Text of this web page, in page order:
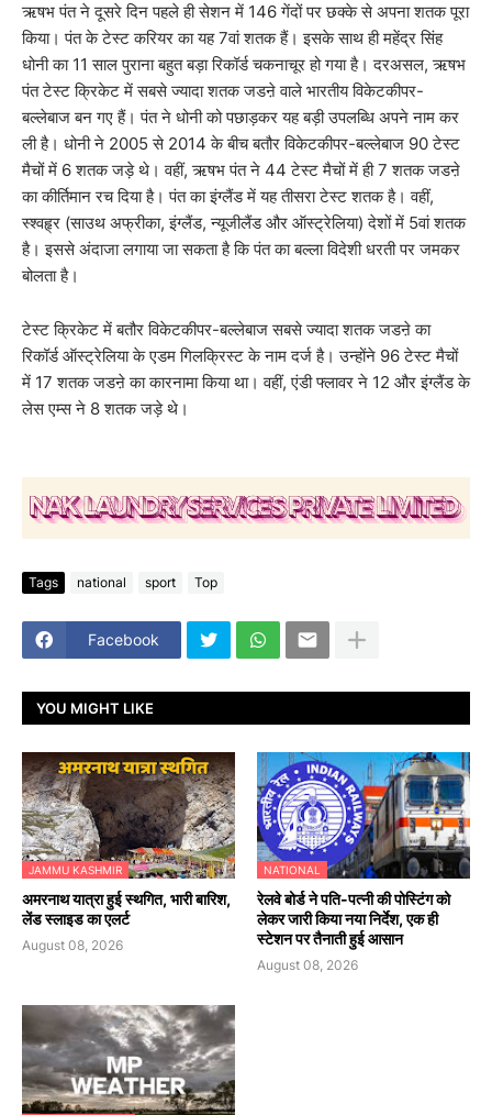
ऋषभ पंत ने दूसरे दिन पहले ही सेशन में 146 गेंदों पर छक्के से अपना शतक पूरा
किया। पंत के टेस्ट करियर का यह 7वां शतक हैं। इसके साथ ही महेंद्र सिंह
धोनी का 11 साल पुराना बहुत बड़ा रिकॉर्ड चकनाचूर हो गया है। दरअसल, ऋषभ
पंत टेस्ट क्रिकेट में सबसे ज्यादा शतक जडऩे वाले भारतीय विकेटकीपर-
बल्लेबाज बन गए हैं। पंत ने धोनी को पछाड़कर यह बड़ी उपलब्धि अपने नाम कर
ली है। धोनी ने 2005 से 2014 के बीच बतौर विकेटकीपर-बल्लेबाज 90 टेस्ट
मैचों में 6 शतक जड़े थे। वहीं, ऋषभ पंत ने 44 टेस्ट मैचों में ही 7 शतक जडऩे
का कीर्तिमान रच दिया है। पंत का इंग्लैंड में यह तीसरा टेस्ट शतक है। वहीं,
स्श्वहृ्र (साउथ अफ्रीका, इंग्लैंड, न्यूजीलैंड और ऑस्ट्रेलिया) देशों में 5वां शतक
है। इससे अंदाजा लगाया जा सकता है कि पंत का बल्ला विदेशी धरती पर जमकर
बोलता है।
टेस्ट क्रिकेट में बतौर विकेटकीपर-बल्लेबाज सबसे ज्यादा शतक जडऩे का
रिकॉर्ड ऑस्ट्रेलिया के एडम गिलक्रिस्ट के नाम दर्ज है। उन्होंने 96 टेस्ट मैचों
में 17 शतक जडऩे का कारनामा किया था। वहीं, एंडी फ्लावर ने 12 और इंग्लैंड के
लेस एम्स ने 8 शतक जड़े थे।
Tags national sport Top
Facebook
YOU MIGHT LIKE
JAMMU KASHMIR
अमरनाथ यात्रा हुई स्थगित, भारी बारिश,
लेंड स्लाइड का एलर्ट
August 08, 2026
NATIONAL
रेलवे बोर्ड ने पति-पत्नी की पोस्टिंग को
लेकर जारी किया नया निर्देश, एक ही
स्टेशन पर तैनाती हुई आसान
August 08, 2026